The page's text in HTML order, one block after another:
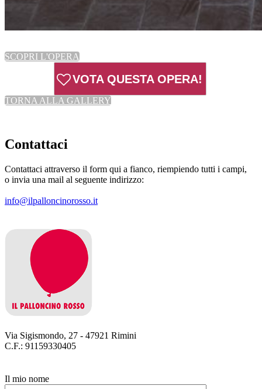
SCOPRI L'OPERA
VOTA QUESTA OPERA!
TORNA ALLA GALLERY
Contattaci
Contattaci attraverso il form qui a fianco, riempiendo tutti i campi,
o invia una mail al seguente indirizzo:
info@ilpalloncinorosso.it
Via Sigismondo, 27 - 47921 Rimini
C.F.: 91159330405
Il mio nome